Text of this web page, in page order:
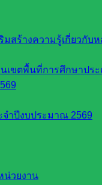
สร้างความรู้เกี่ยวกั
เขตพื้นที่การศึกษาปร
จำปีงบประมาณ 2569
น่วยงาน